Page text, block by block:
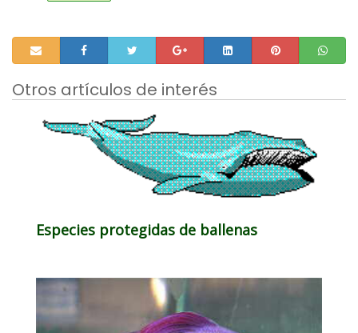
Otros artículos de interés
Especies protegidas de ballenas